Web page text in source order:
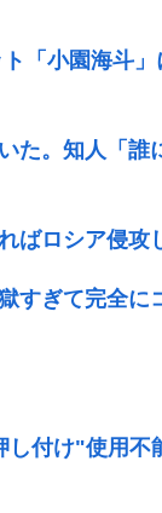
ト「小園海斗
た。知人「誰
ばロシア侵攻
すぎて完全
し付け"使用